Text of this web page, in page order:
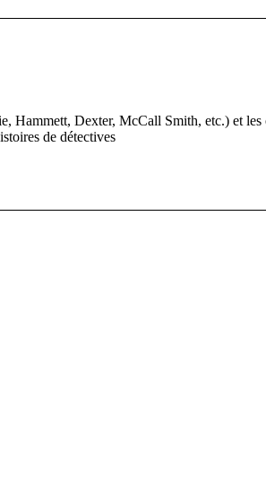
Hammett, Dexter, McCall Smith, etc.) et les
de détectives